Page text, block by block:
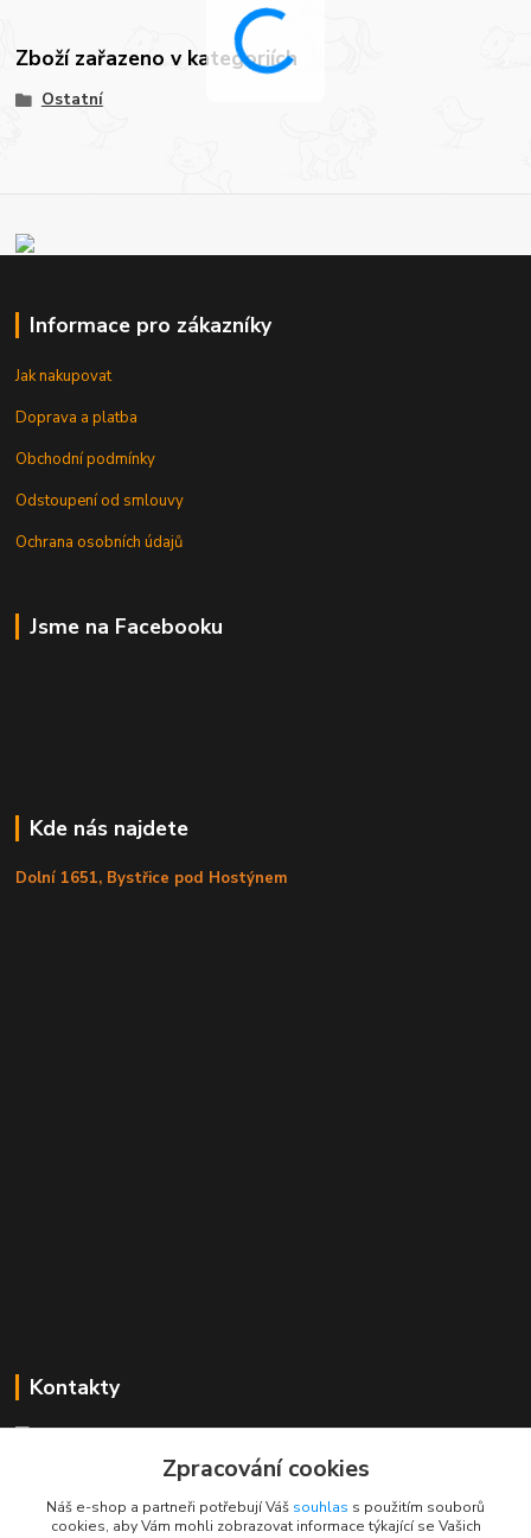
Zboží zařazeno v kategoriích
Ostatní
Informace pro zákazníky
Jak nakupovat
Doprava a platba
Obchodní podmínky
Odstoupení od smlouvy
Ochrana osobních údajů
Jsme na Facebooku
Kde nás najdete
Dolní 1651, Bystřice pod Hostýnem
Kontakty
+420 725 613 837
Zpracování cookies
Náš e-shop a partneři potřebují Váš souhlas s použitím souborů
cookies, aby Vám mohli zobrazovat informace týkající se Vašich